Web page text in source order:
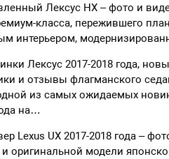
Лексус НХ – фото и
класса, пережившего
интерьером,
Лексус 2017-2018 года,
и отзывы флагманского
из самых ожидаемых
на…
Lexus UX 2017-2018 года –
и оригинальной модели